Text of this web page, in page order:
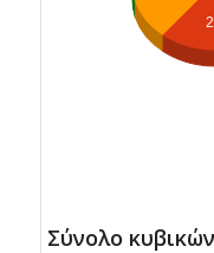
Σύνολο